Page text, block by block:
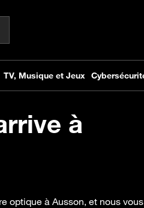
à
optique à Ausson, et nous vous